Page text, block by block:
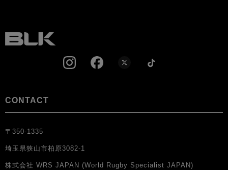
CONTACT
〒350-1335
埼玉県狭山市柏原3082-1
株式会社 WRS JAPAN (World Rugby Specialist JAPAN)